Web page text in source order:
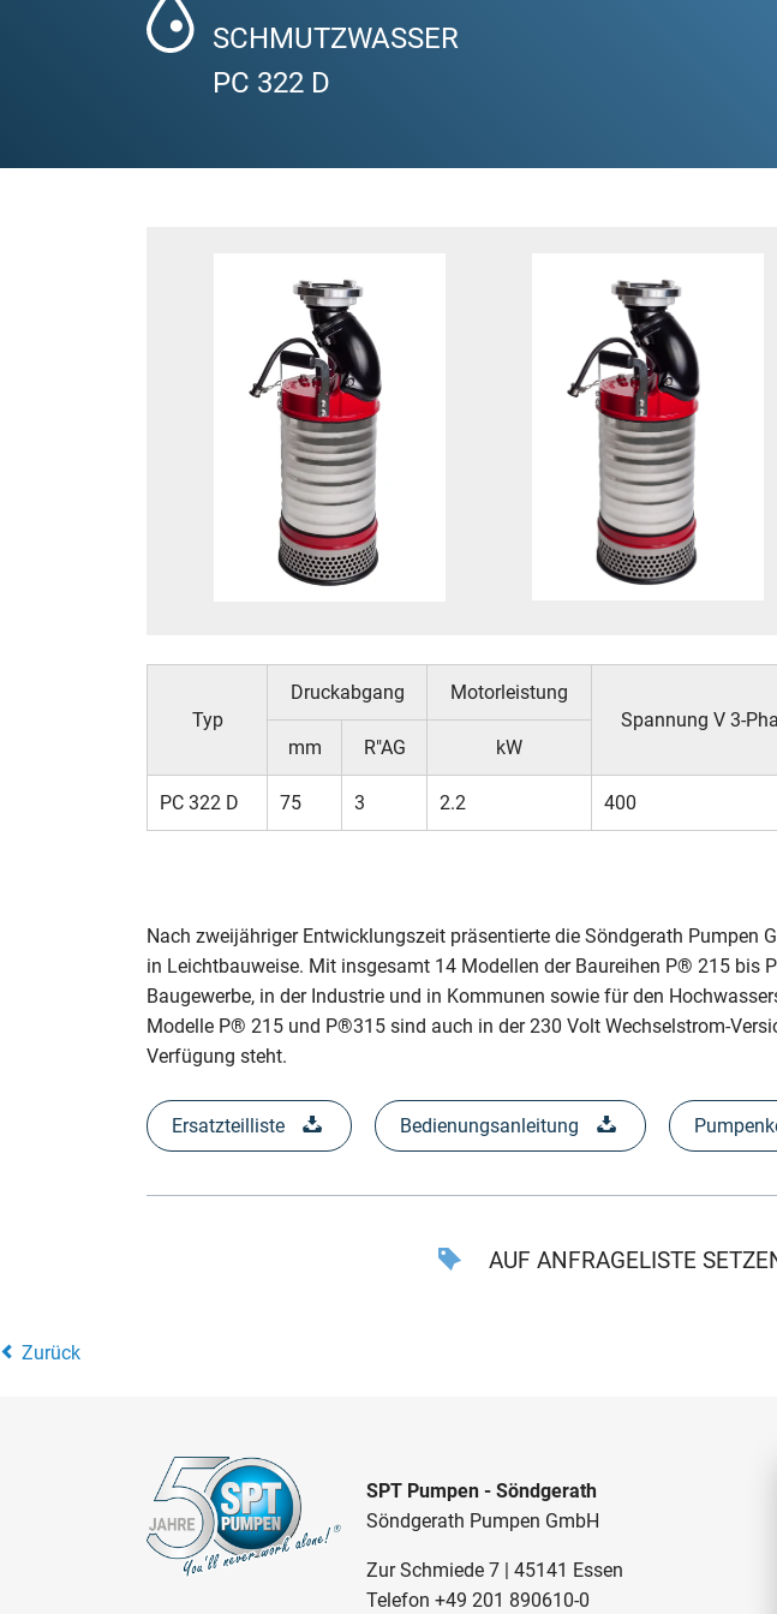
SCHMUTZWASSER
PC 322 D
Typ
Druckabgang
Motorleistung
Spannung V 3-
mm R"AG kW
PC 322 D 75 3 2.2 400
Nach zweijähriger Entwicklungszeit präsentierte die Söndgerath Pumpen
in Leichtbauweise. Mit insgesamt 14 Modellen der Baureihen P® 215 bis
Baugewerbe, in der Industrie und in Kommunen sowie für den
Modelle P® 215 und P®315 sind auch in der 230 Volt Wechselstrom-
Verfügung steht.
Ersatzteilliste Bedienungsanleitung
AUF ANFRAGELISTE
Zurück
SPT Pumpen - Söndgerath
Söndgerath Pumpen GmbH
Zur Schmiede 7 | 45141 Essen
Telefon+49 201 890610-0